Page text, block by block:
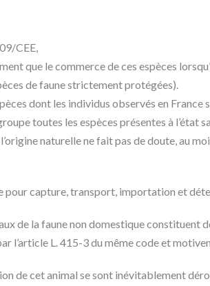
CEE,
que le commerce de ces espèces
de faune strictement protégées).
dont les individus observés en
toutes les espèces présentes à l’état
naturelle ne fait pas de doute, au
pour capture, transport, importation et
de la faune non domestique
l’article L. 415-3 du même code et
de cet animal se sont inévitablement